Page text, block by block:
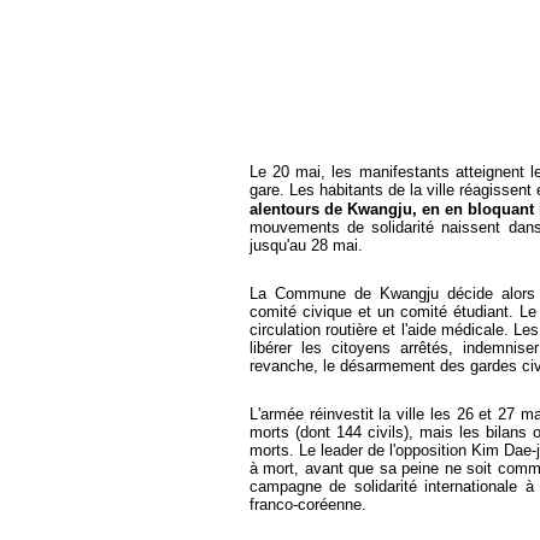
Le 20 mai, les manifestants atteignent
gare. Les habitants de la ville
alentours de Kwangju, en en bloquant
mouvements de solidarité naissent
jusqu'au 28 mai.
La Commune de Kwangju décide
comité civique et un comité étudiant.
circulation routière et l'aide médicale.
libérer les citoyens arrêtés,
revanche, le désarmement des gardes
L'armée réinvestit la ville les 26 et 27
morts (dont 144 civils), mais les bilans
morts. Le leader de l'opposition Kim
à mort, avant que sa peine ne soit
campagne de solidarité internationale
franco-coréenne.